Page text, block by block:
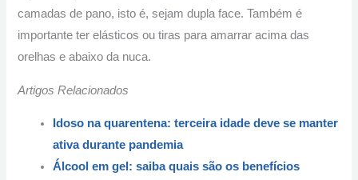
camadas de pano, isto é, sejam dupla face. Também é
importante ter elásticos ou tiras para amarrar acima das
orelhas e abaixo da nuca.
Artigos Relacionados
Idoso na quarentena: terceira idade deve se manter
ativa durante pandemia
Álcool em gel: saiba quais são os benefícios